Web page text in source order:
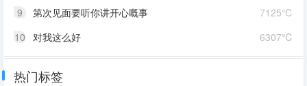
7125℃
9
第次见面要听你讲开心嘅事
6307℃
10 对我这么好
热门标签